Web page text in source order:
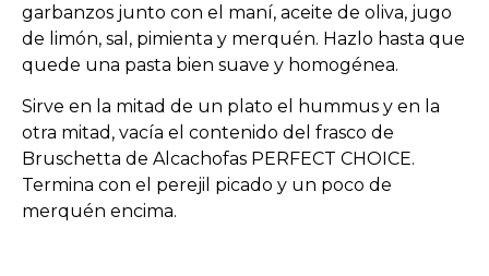
garbanzos junto con el maní, aceite de oliva, jugo
de limón, sal, pimienta y merquén. Hazlo hasta que
quede una pasta bien suave y homogénea.
Sirve en la mitad de un plato el hummus y en la
otra mitad, vacía el contenido del frasco de
Bruschetta de Alcachofas PERFECT CHOICE.
Termina con el perejil picado y un poco de
merquén encima.